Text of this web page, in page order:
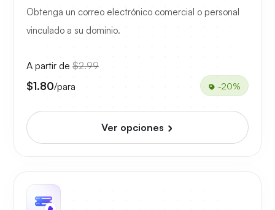
Obtenga un correo electrónico comercial o personal
vinculado a su dominio.
A partir de $2.99
$1.80/para -20%
Ver opciones